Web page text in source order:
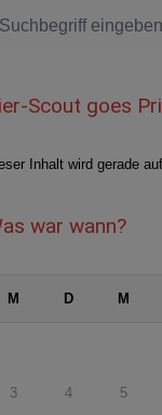
Scout goes
Inhalt wird gerade
war wann?
M D M
3 4 5